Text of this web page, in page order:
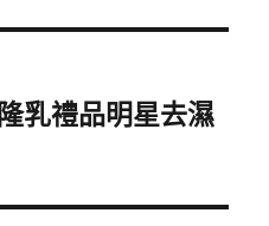
乳禮品明星去濕